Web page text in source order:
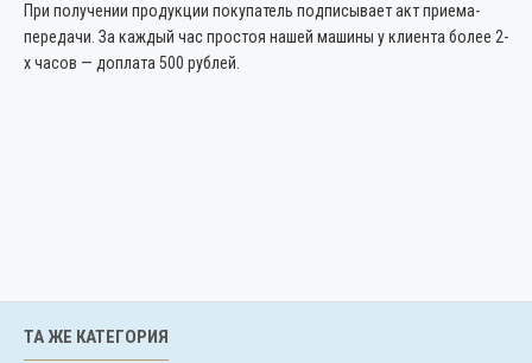
При получении продукции покупатель подписывает акт приема-
передачи. За каждый час простоя нашей машины у клиента более 2-
х часов — доплата 500 рублей.
ТА ЖЕ КАТЕГОРИЯ